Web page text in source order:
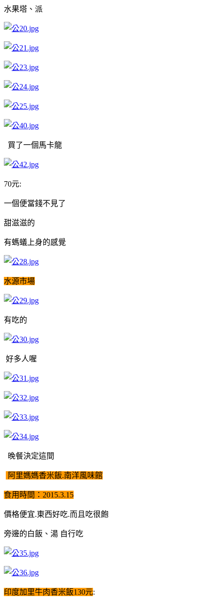
水果塔、派
買了一個馬卡龍
70元:
一個便當錢不見了
甜滋滋的
有螞蟻上身的感覺
水源市場
有吃的
好多人喔
晚餐決定這間
阿里媽媽香米飯.南洋風味館
食用時間：2015.3.15
價格便宜.東西好吃.而且吃很飽
旁邊的白飯、湯 自行吃
印度加里牛肉香米飯130元: